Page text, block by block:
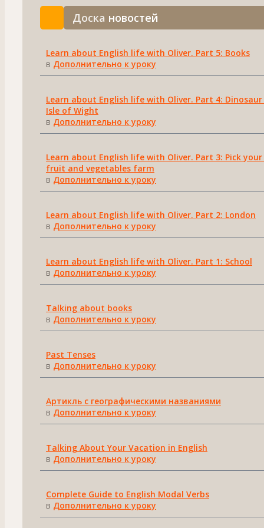
Доска новостей
Learn about English life with Oliver. Part 5: Books
в Дополнительно к уроку
Learn about English life with Oliver. Part 4:
Isle of Wight
в Дополнительно к уроку
Learn about English life with Oliver. Part 3: Pick
fruit and vegetables farm
в Дополнительно к уроку
Learn about English life with Oliver. Part 2: London
в Дополнительно к уроку
Learn about English life with Oliver. Part 1: School
в Дополнительно к уроку
Talking about books
в Дополнительно к уроку
Past Tenses
в Дополнительно к уроку
Артикль с географическими названиями
в Дополнительно к уроку
Talking About Your Vacation in English
в Дополнительно к уроку
Complete Guide to English Modal Verbs
в Дополнительно к уроку